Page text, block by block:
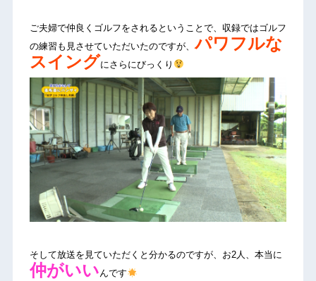
ご夫婦で仲良くゴルフをされるということで、収録ではゴルフ
の練習も見させていただいたのですが、パワフルな
スイングにさらにびっくり
そして放送を見ていただくと分かるのですが、お2人、本当に
仲がいいんです